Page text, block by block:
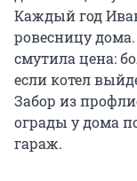
Каждый год
ровесницу
смутила цена:
если котел
Забор из
ограды у дома
гараж.